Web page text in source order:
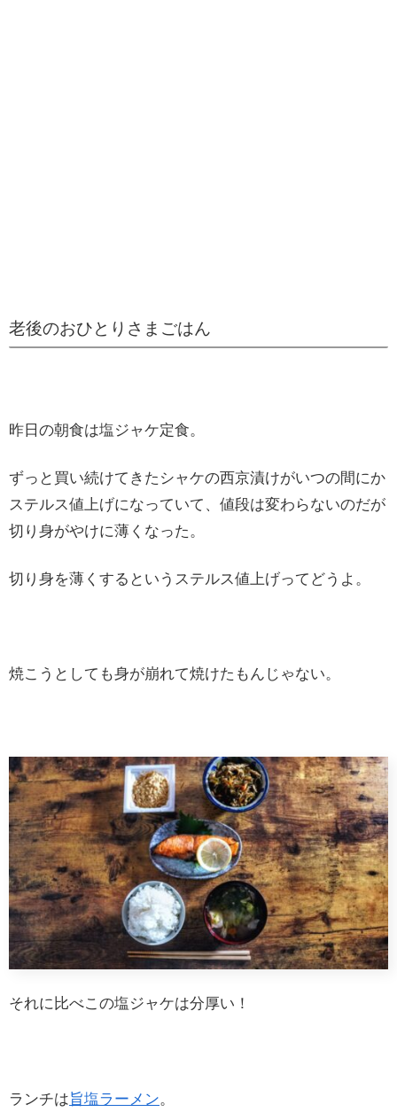
老後のおひとりさまごはん
昨日の朝食は塩ジャケ定食。
ずっと買い続けてきたシャケの西京漬けがいつの間にか
ステルス値上げになっていて、値段は変わらないのだが
切り身がやけに薄くなった。
切り身を薄くするというステルス値上げってどうよ。
焼こうとしても身が崩れて焼けたもんじゃない。
それに比べこの塩ジャケは分厚い！
ランチは旨塩ラーメン。